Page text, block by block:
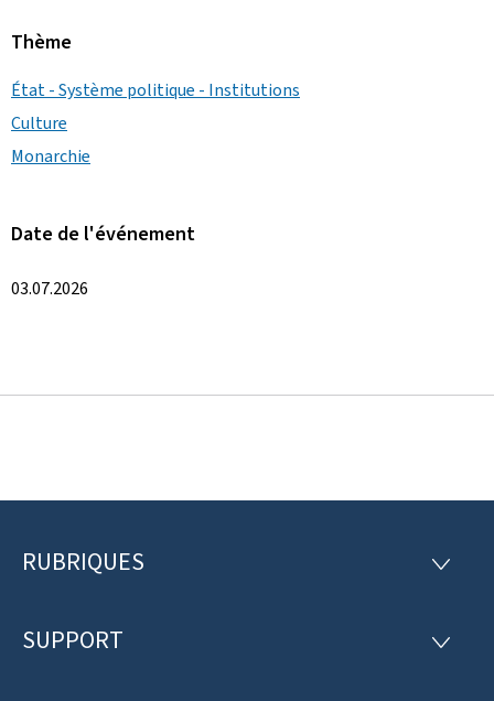
Thème
État - Système politique - Institutions
Culture
Monarchie
Date de l'événement
03.07.2026
P
e
RUBRIQUES
R
R
SUPPORT
S